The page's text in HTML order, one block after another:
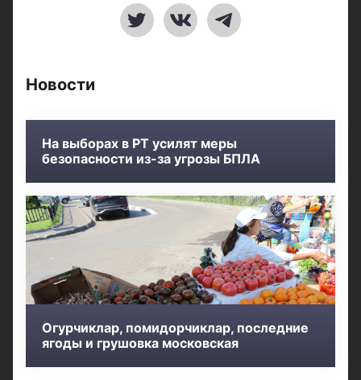
Новости
На выборах в РТ усилят меры
безопасности из-за угрозы БПЛА
Огурчиклар, помидорчиклар, последние
ягоды и грушовка московская